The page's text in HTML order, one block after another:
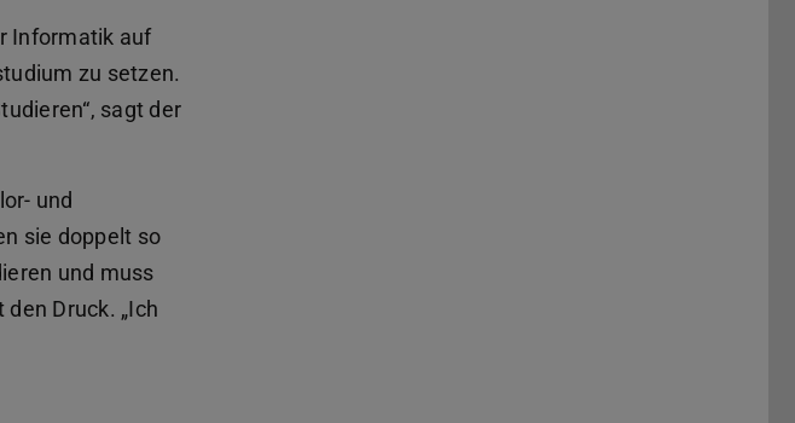
Informatik auf
zu setzen.
sagt der
und
sie doppelt so
und muss
Druck. „Ich